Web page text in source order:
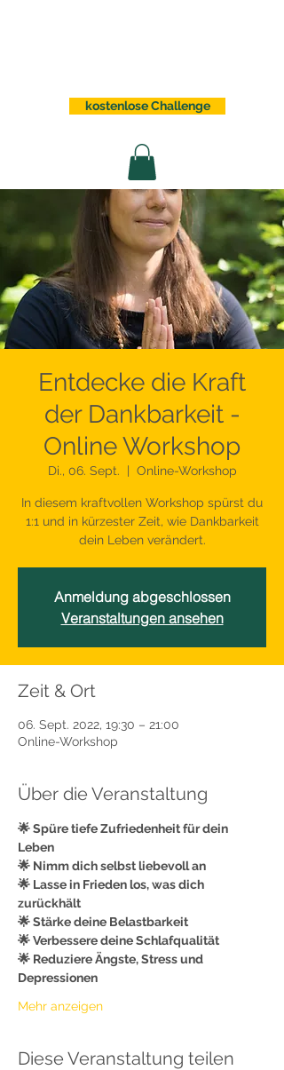
kostenlose Challenge
Entdecke die Kraft
der Dankbarkeit -
Online Workshop
Di., 06. Sept. Online-Workshop
In diesem kraftvollen Workshop spürst du
1:1 und in kürzester Zeit, wie Dankbarkeit
dein Leben verändert.
Anmeldung abgeschlossen
Veranstaltungen ansehen
Zeit & Ort
06. Sept. 2022, 19:30 – 21:00
Online-Workshop
Über die Veranstaltung
🌟 Spüre tiefe Zufriedenheit für dein
Leben
🌟 Nimm dich selbst liebevoll an
🌟 Lasse in Frieden los, was dich
zurückhält
🌟 Stärke deine Belastbarkeit
🌟 Verbessere deine Schlafqualität
🌟 Reduziere Ängste, Stress und
Depressionen
Mehr anzeigen
Diese Veranstaltung teilen